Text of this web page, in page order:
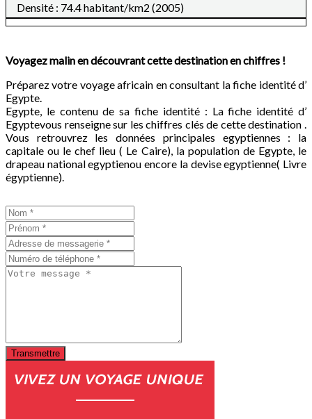
Densité : 74.4 habitant/km2 (2005)
Voyagez malin en découvrant cette destination en chiffres !
Préparez votre voyage africain en consultant la fiche identité d’
Egypte.
Egypte, le contenu de sa fiche identité : La fiche identité d’
Egyptevous renseigne sur les chiffres clés de cette destination .
Vous retrouvrez les données principales egyptiennes : la
capitale ou le chef lieu ( Le Caire), la population de Egypte, le
drapeau national egyptienou encore la devise egyptienne( Livre
égyptienne).